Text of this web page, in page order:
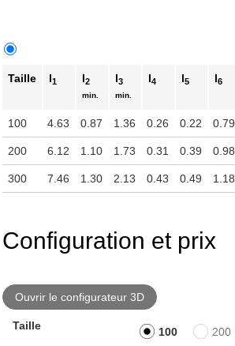
Taille l1 l2
min.
l3
min.
l4 l5 l6
100 4.63 0.87 1.36 0.26 0.22 0.79
200 6.12 1.10 1.73 0.31 0.39 0.98
300 7.46 1.30 2.13 0.43 0.49 1.18
Configuration et prix
Ouvrir le configurateur 3D
Taille 100 200